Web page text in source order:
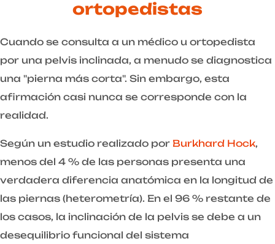
ortopedistas
Cuando se consulta a un médico u ortopedista
por una pelvis inclinada, a menudo se diagnostica
una "pierna más corta". Sin embargo, esta
afirmación casi nunca se corresponde con la
realidad.
Según un estudio realizado por Burkhard Hock,
menos del 4 % de las personas presenta una
verdadera diferencia anatómica en la longitud de
las piernas (heterometría). En el 96 % restante de
los casos, la inclinación de la pelvis se debe a un
desequilibrio funcional del sistema